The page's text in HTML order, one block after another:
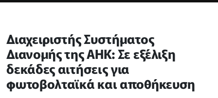
Διαχειριστής Συστήματος
Διανομής της ΑΗΚ: Σε εξέλιξη
δεκάδες αιτήσεις για
φωτοβολταϊκά και αποθήκευση